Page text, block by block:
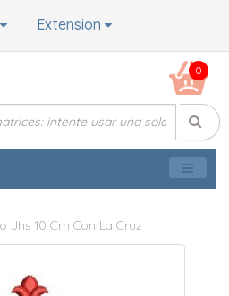
Extension
0
Jhs 10 Cm Con La Cruz